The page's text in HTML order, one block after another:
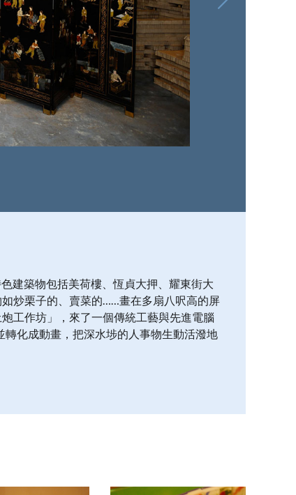
建築物包括美荷樓、恆貞大押、耀東街大
炒栗子的、賣菜的……畫在多扇八呎高的屏
工作坊」，來了一個傳統工藝與先進電腦
化成動畫，把深水埗的人事物生動活潑地